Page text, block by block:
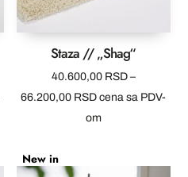
Staza // „Shag“
40.600,00 RSD –
66.200,00 RSDRaspon
cena:
cena sa PDV-
om
New in